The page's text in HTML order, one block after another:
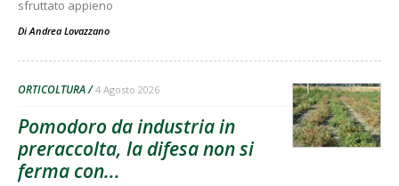
sfruttato appieno
Di Andrea Lovazzano
ORTICOLTURA 4 Agosto 2026
Pomodoro da industria in
preraccolta, la difesa non si
ferma con...